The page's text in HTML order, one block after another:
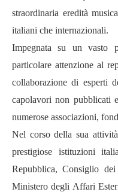
straordinaria eredità
italiani che internazionali.
Impegnata su un vasto
particolare attenzione al
collaborazione di esperti
capolavori non pubblicati
numerose associazioni,
Nel corso della sua
prestigiose istituzioni
Repubblica, Consiglio
Ministero degli Affari